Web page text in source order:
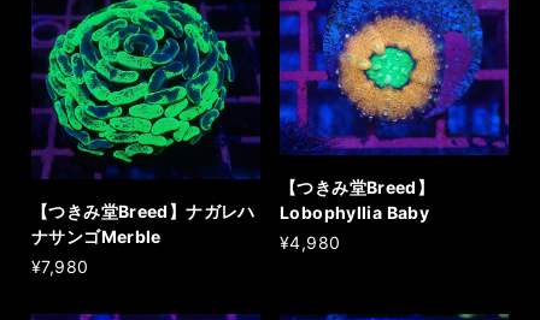
【つきみ堂Breed】ナガレハ
ナサンゴMerble
¥7,980
【つきみ堂Breed】
Lobophyllia Baby
¥4,980